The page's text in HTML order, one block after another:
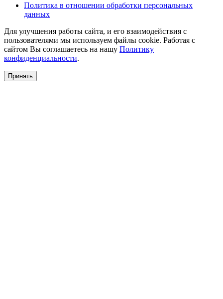
Политика в отношении обработки персональных
данных
Для улучшения работы сайта, и его взаимодействия с
пользователями мы используем файлы cookie. Работая с
сайтом Вы соглашаетесь на нашу Политику
конфиденциальности.
Принять